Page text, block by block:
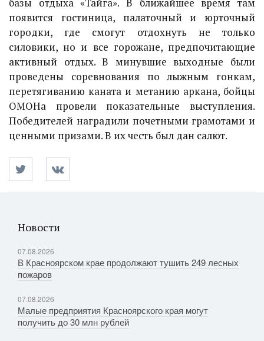
появится гостиница, палаточный и юрточный
городки, где смогут отдохнуть не только
силовики, но и все горожане, предпочитающие
активный отдых. В минувшие выходные были
проведены соревнования по лыжным гонкам,
перетягиванию каната и метанию аркана, бойцы
ОМОНа провели показательные выступления.
Победителей наградили почетными грамотами и
ценными призами. В их честь был дан салют.
Новости
07.08.2026
В Красноярском крае продолжают тушить 249 лесных
пожаров
07.08.2026
Малые предприятия Красноярского края могут
получить до 30 млн рублей